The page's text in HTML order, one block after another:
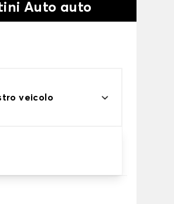
Auto auto
veicolo